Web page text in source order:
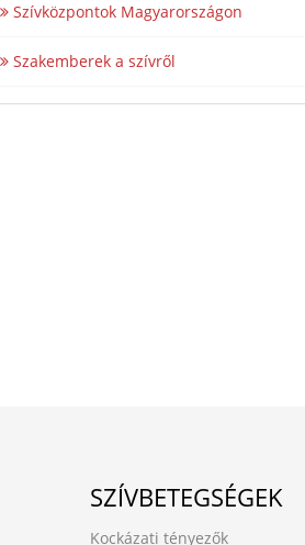
Szívközpontok Magyarországon
Szakemberek a szívről
SZÍVBETEGSÉGEK
Kockázati tényezők